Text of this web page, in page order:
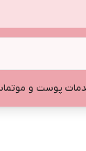
پوست و مو